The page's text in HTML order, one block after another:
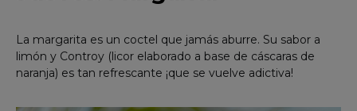
La margarita es un coctel que jamás aburre. Su sabor a
limón y Controy (licor elaborado a base de cáscaras de
naranja) es tan refrescante ¡que se vuelve adictiva!